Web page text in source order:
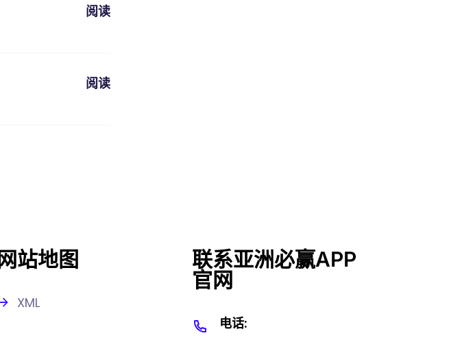
阅读
阅读
网站地图
XML
联系亚洲必赢APP
官网
电话: